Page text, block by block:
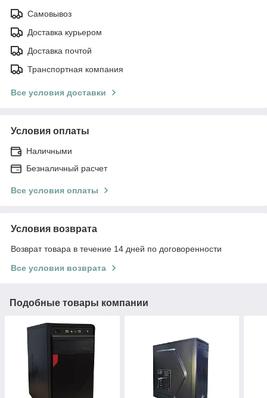
Самовывоз
Доставка курьером
Доставка почтой
Транспортная компания
Все условия доставки
Условия оплаты
Наличными
Безналичный расчет
Все условия оплаты
Условия возврата
Возврат товара в течение 14 дней по договоренности
Все условия возврата
Подобные товары компании